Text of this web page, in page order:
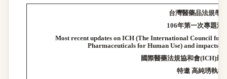
台灣醫藥品法規學
106年第一次專題演
Most recent updates on ICH (The International Council for
Pharmaceuticals for Human Use) and impacts
國際醫藥法規協和會(ICH)最
特邀 高純琇執行